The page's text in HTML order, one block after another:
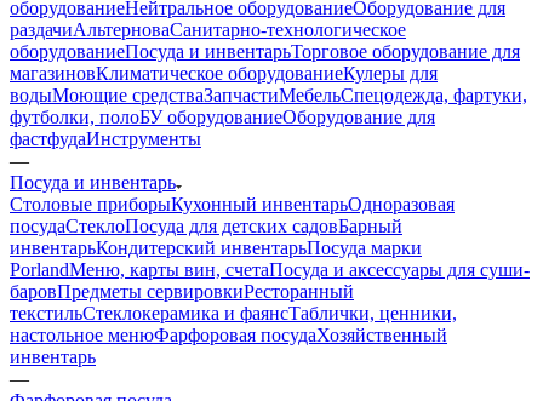
оборудованиеНейтральное оборудованиеОборудование для
раздачиАльтерноваСанитарно-технологическое
оборудованиеПосуда и инвентарьТорговое оборудование для
магазиновКлиматическое оборудованиеКулеры для
водыМоющие средстваЗапчастиМебельСпецодежда, фартуки,
футболки, полоБУ оборудованиеОборудование для
фастфудаИнструменты
—
Посуда и инвентарь
Столовые приборыКухонный инвентарьОдноразовая
посудаСтеклоПосуда для детских садовБарный
инвентарьКондитерский инвентарьПосуда марки
PorlandМеню, карты вин, счетаПосуда и аксессуары для суши-
баровПредметы сервировкиРесторанный
текстильСтеклокерамика и фаянсТаблички, ценники,
настольное менюФарфоровая посудаХозяйственный
инвентарь
—